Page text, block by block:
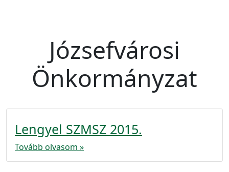
Józsefvárosi
Önkormányzat
Lengyel SZMSZ 2015.
Tovább olvasom »